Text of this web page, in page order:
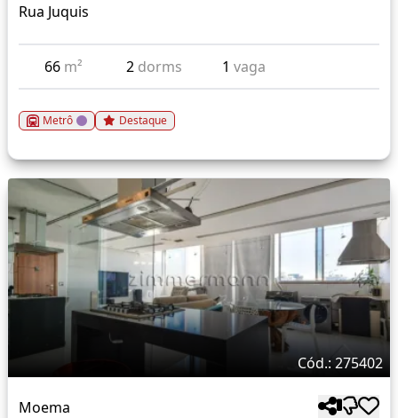
Rua Juquis
66 m² 2 dorms 1vaga
Metrô Destaque
Cód.: 275402
Moema